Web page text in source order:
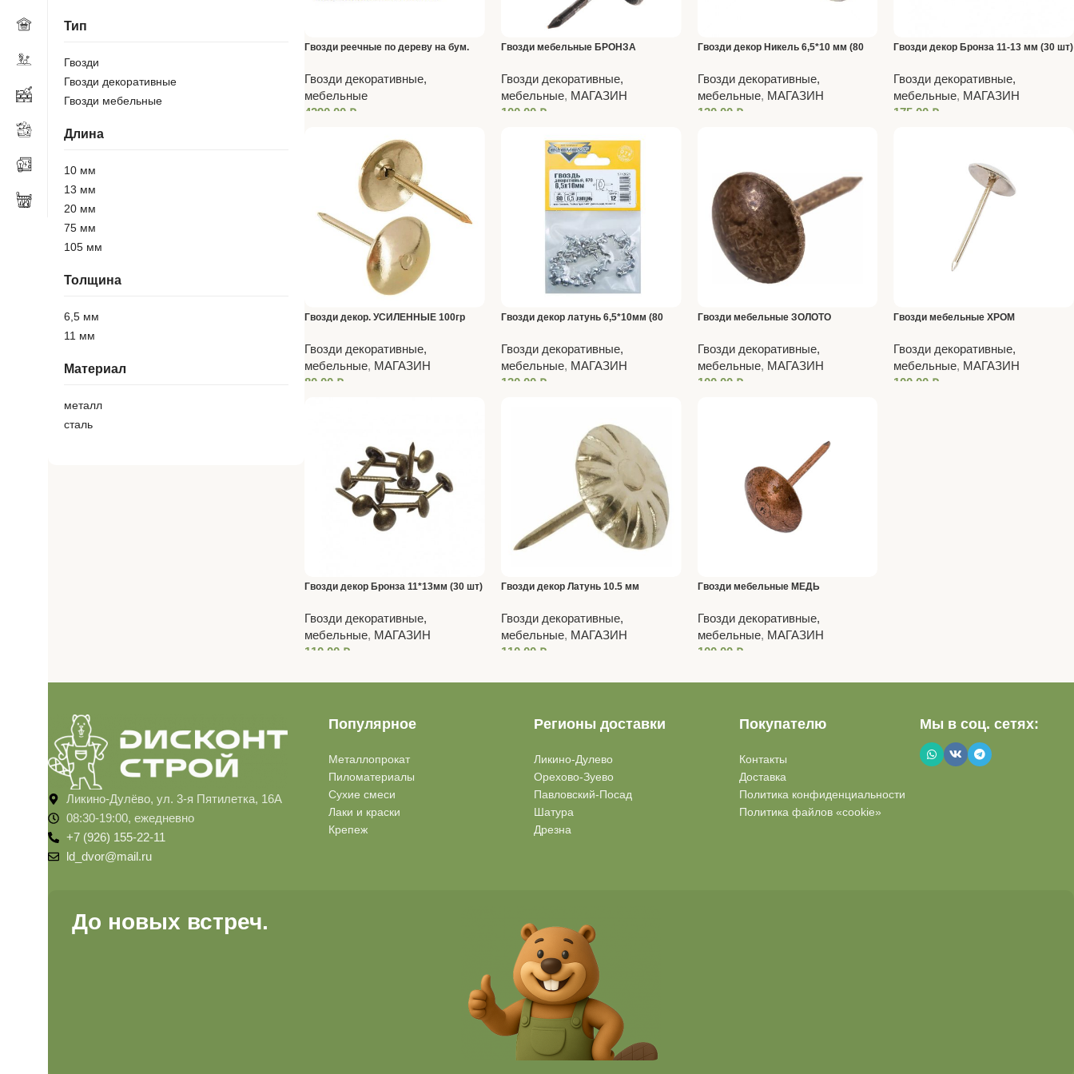
Тип
Гвозди
Гвозди декоративные
Гвозди мебельные
Длина
10 мм
13 мм
20 мм
75 мм
105 мм
Толщина
6,5 мм
11 мм
Материал
металл
сталь
Гвозди реечные по дереву на бум.
покр.) 2000шт/уп
Гвозди декоративные,
мебельные
4290,00 ₽
Гвозди мебельные БРОНЗА
Гвозди декоративные,
мебельные, МАГАЗИН
100,00 ₽
Гвозди декор Никель 6,5*10 мм (80
Гвозди декоративные,
мебельные, МАГАЗИН
130,00 ₽
Гвозди декор Бронза 11-13 мм (30 шт)
Гвозди декоративные,
мебельные, МАГАЗИН
175,00 ₽
Гвозди декор. УСИЛЕННЫЕ 100гр
Гвозди декоративные,
мебельные, МАГАЗИН
80,00 ₽
Гвозди декор латунь 6,5*10мм (80
Гвозди декоративные,
мебельные, МАГАЗИН
130,00 ₽
Гвозди мебельные ЗОЛОТО
Гвозди декоративные,
мебельные, МАГАЗИН
100,00 ₽
Гвозди мебельные ХРОМ
Гвозди декоративные,
мебельные, МАГАЗИН
100,00 ₽
Гвозди декор Бронза 11*13мм (30 шт)
Гвозди декоративные,
мебельные, МАГАЗИН
110,00 ₽
Гвозди декор Латунь 10.5 мм
Гвозди декоративные,
мебельные, МАГАЗИН
110,00 ₽
Гвозди мебельные МЕДЬ
Гвозди декоративные,
мебельные, МАГАЗИН
100,00 ₽
Ликино-Дулёво, ул. 3-я Пятилетка, 16А
08:30-19:00, ежедневно
+7 (926) 155-22-11
ld_dvor@mail.ru
Популярное
Металлопрокат
Пиломатериалы
Сухие смеси
Лаки и краски
Крепеж
Регионы доставки
Ликино-Дулево
Орехово-Зуево
Павловский-Посад
Шатура
Дрезна
Покупателю
Контакты
Доставка
Политика конфиденциальности
Политика файлов «cookie»
Мы в соц. сетях:
До новых встреч.